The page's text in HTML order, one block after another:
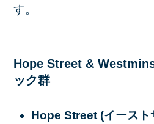
す。
Hope Street &
ック群
Hope Street (イース